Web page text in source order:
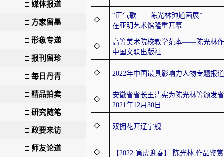
□ 媒体报道
□ 方家留墨
□ 形象专递
□ 报刊留珍
□ 每日丹青
□ 精品拍卖
□ 研究随笔
□ 政要来访
□ 师友论道
◇
“正气歌——陈光林钟馗画展”
在亚明艺术馆隆重开幕
◇
高等美术院校教学范本——陈光林
中国文联出版社
◇ 2022年中国最具影响力人物专题报
◇
安徽省省长王清宪为陈光林等颁发
2021年12月30日
◇ 双拥花开辽宁舰
◇ 【2022·寅虎迎春】 陈光林 作品鉴赏